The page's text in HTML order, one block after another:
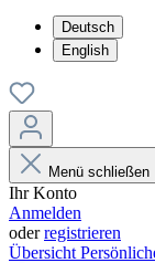
Deutsch
English
Menü schließen
Ihr Konto
Anmelden
oderregistrieren
Übersicht